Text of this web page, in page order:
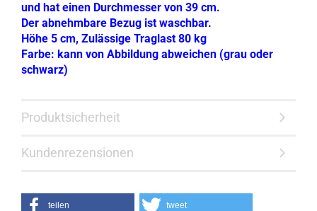
und hat einen Durchmesser von 39 cm.
Der abnehmbare Bezug ist waschbar.
Höhe 5 cm, Zulässige Traglast 80 kg
Farbe: kann von Abbildung abweichen (grau oder
schwarz)
Produktsicherheit
Kundenrezensionen
teilen tweet